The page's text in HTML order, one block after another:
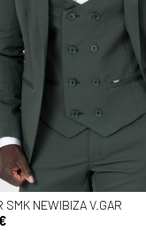
SMK NEWIBIZA V.GAR